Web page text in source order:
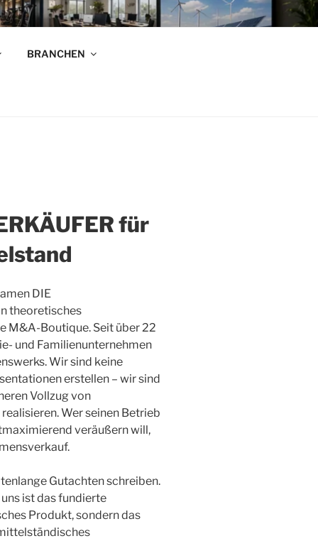
BRANCHEN
für
DIE
theoretisches
M&A-Boutique. Seit über 22
und Familienunternehmen
Wir sind keine
erstellen – wir sind
Vollzug von
Wer seinen Betrieb
veräußern will,
Gutachten schreiben.
ist das fundierte
Produkt, sondern das